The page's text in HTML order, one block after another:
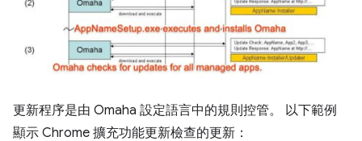
更新程序是由 Omaha 設定語言中的規則控管。 以下範例
顯示 Chrome 擴充功能更新檢查的更新：